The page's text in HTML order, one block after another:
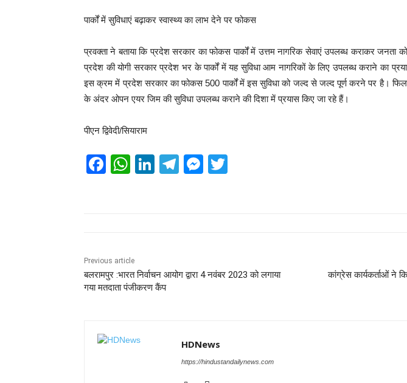
पार्कों में सुविधाएं बढ़ाकर स्वास्थ्य का लाभ देने पर फोकस
प्रवक्ता ने बताया कि प्रदेश सरकार का फोकस पार्कों में उत्तम नागरिक सेवाएं उपलब्ध कराकर जनता को
प्रदेश की योगी सरकार प्रदेश भर के पार्कों में यह सुविधा आम नागरिकों के लिए उपलब्ध कराने का
इस क्रम में प्रदेश सरकार का फोकस 500 पार्कों में इस सुविधा को जल्द से जल्द पूर्ण करने पर है।
के अंदर ओपन एयर जिम की सुविधा उपलब्ध कराने की दिशा में प्रयास किए जा रहे हैं।
पीएन द्विवेदी/सियाराम
F
o
o
W
p
p
Li
T
M
er
Previous article
बलरामपुर :भारत निर्वाचन आयोग द्वारा 4 नवंबर 2023 को लगाया
गया मतदाता पंजीकरण कैंप
कांग्रेस कार्यकर्ताओं ने
HDNews
https://hindustandailynews.com